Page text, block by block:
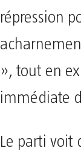
répression
», tout en
immédiate
Le parti voit